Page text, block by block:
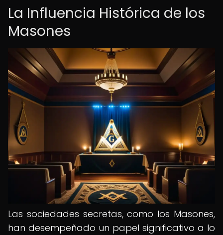
La Influencia Histórica de los
Masones
Las sociedades secretas, como los Masones,
han desempeñado un papel significativo a lo